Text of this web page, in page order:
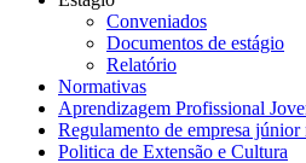
Conveniados
Documentos de estágio
Relatório
Normativas
Aprendizagem Profissional
Regulamento de empresa
Politica de Extensão e Cultura